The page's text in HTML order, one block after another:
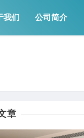
我们 公司简介
章